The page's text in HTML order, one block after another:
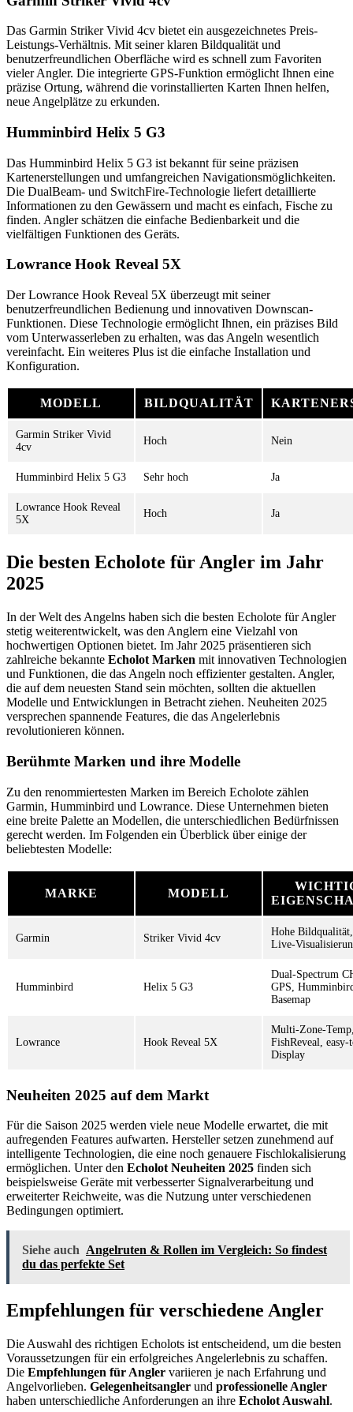
Das Garmin Striker Vivid 4cv bietet ein ausgezeichnetes Preis-
Leistungs-Verhältnis. Mit seiner klaren Bildqualität und
benutzerfreundlichen Oberfläche wird es schnell zum Favoriten
vieler Angler. Die integrierte GPS-Funktion ermöglicht Ihnen eine
präzise Ortung, während die vorinstallierten Karten Ihnen helfen,
neue Angelplätze zu erkunden.
Humminbird Helix 5 G3
Das Humminbird Helix 5 G3 ist bekannt für seine präzisen
Kartenerstellungen und umfangreichen Navigationsmöglichkeiten.
Die DualBeam- und SwitchFire-Technologie liefert detaillierte
Informationen zu den Gewässern und macht es einfach, Fische zu
finden. Angler schätzen die einfache Bedienbarkeit und die
vielfältigen Funktionen des Geräts.
Lowrance Hook Reveal 5X
Der Lowrance Hook Reveal 5X überzeugt mit seiner
benutzerfreundlichen Bedienung und innovativen Downscan-
Funktionen. Diese Technologie ermöglicht Ihnen, ein präzises Bild
vom Unterwasserleben zu erhalten, was das Angeln wesentlich
vereinfacht. Ein weiteres Plus ist die einfache Installation und
Konfiguration.
MODELL BILDQUALITÄT
Garmin Striker Vivid
4cv
Hoch Nein
Humminbird Helix 5 G3 Sehr hoch Ja
Lowrance Hook Reveal
5X
Hoch Ja
Die besten Echolote für Angler im Jahr
2025
In der Welt des Angelns haben sich die besten Echolote für Angler
stetig weiterentwickelt, was den Anglern eine Vielzahl von
hochwertigen Optionen bietet. Im Jahr 2025 präsentieren sich
zahlreiche bekannte Echolot Marken mit innovativen Technologien
und Funktionen, die das Angeln noch effizienter gestalten. Angler,
die auf dem neuesten Stand sein möchten, sollten die aktuellen
Modelle und Entwicklungen in Betracht ziehen. Neuheiten 2025
versprechen spannende Features, die das Angelerlebnis
revolutionieren können.
Berühmte Marken und ihre Modelle
Zu den renommiertesten Marken im Bereich Echolote zählen
Garmin, Humminbird und Lowrance. Diese Unternehmen bieten
eine breite Palette an Modellen, die unterschiedlichen Bedürfnissen
gerecht werden. Im Folgenden ein Überblick über einige der
beliebtesten Modelle:
MARKE MODELL
Garmin Striker Vivid 4cv
Hohe
Live-
Humminbird Helix 5 G3
Dual-Spectrum
GPS,
Basemap
Lowrance Hook Reveal 5X
Multi-Zone-
FishReveal, easy-
Display
Neuheiten 2025 auf dem Markt
Für die Saison 2025 werden viele neue Modelle erwartet, die mit
aufregenden Features aufwarten. Hersteller setzen zunehmend auf
intelligente Technologien, die eine noch genauere Fischlokalisierung
ermöglichen. Unter den Echolot Neuheiten 2025 finden sich
beispielsweise Geräte mit verbesserter Signalverarbeitung und
erweiterter Reichweite, was die Nutzung unter verschiedenen
Bedingungen optimiert.
Siehe auch Angelruten & Rollen im Vergleich: So findest
du das perfekte Set
Empfehlungen für verschiedene Angler
Die Auswahl des richtigen Echolots ist entscheidend, um die besten
Voraussetzungen für ein erfolgreiches Angelerlebnis zu schaffen.
Die Empfehlungen für Angler variieren je nach Erfahrung und
Angelvorlieben. Gelegenheitsangler und professionelle Angler
haben unterschiedliche Anforderungen an ihre Echolot Auswahl.